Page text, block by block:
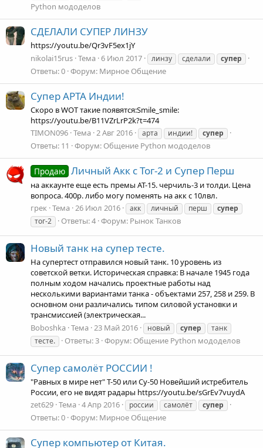
Python мододелов
СДЕЛАЛИ СУПЕР ЛИНЗУ
https://youtu.be/Qr3vF5ex1jY
nikolai15rus Тема 6 Июл 2017 линзу сделали супер
Ответы: 0 Форум: Мирное Общение
Супер АРТА Индии!
Скоро в WOT такие появятся:Smile_smile:
https://youtu.be/B11VZrLrP2k?t=474
TIMON096 Тема 2 Авг 2016 арта индии! супер
Ответы: 11 Форум: Общение Python мододелов
Продаю Личный Акк с Тог-2 и Супер Перш
на аккаунте еще есть премы АТ-15. черчиль-3 и толди. Цена
вопроса. 400р. либо могу поменять на акк с 10лвл.
грек Тема 26 Июл 2016 акк личный перш
супер
тог-2
Ответы: 4 Форум: Рынок Танков
Новый танк на супер тесте.
На супертест отправился новый танк. 10 уровень из
советской ветки. Историческая справка: В начале 1945 года
полным ходом начались проектные работы над
несколькими вариантами танка - объектами 257, 258 и 259. В
основном они различались типом силовой установки и
трансмиссией (электрическая...
Boboshka Тема 23 Май 2016 новый супер
танк
тесте.
Ответы: 3 Форум: Общение Python мододелов
Супер самолёт РОССИИ !
"Равных в мире нет" Т-50 или Су-50 Новейший истребитель
России, его не видят радары https://youtu.be/sGrEv7vuydA
zet629 Тема 4 Апр 2016 россии самолёт супер
Ответы: 0 Форум: Мирное Общение
Супер компьютер от Китая.